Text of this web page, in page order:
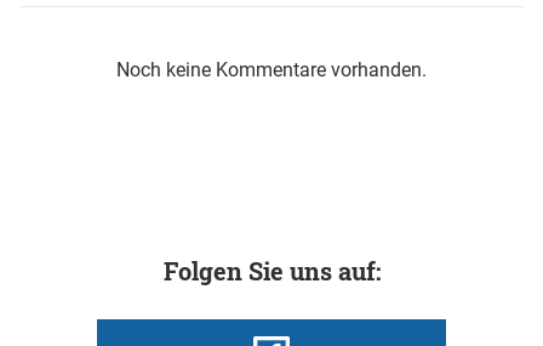
Noch keine Kommentare vorhanden.
Folgen Sie uns auf: